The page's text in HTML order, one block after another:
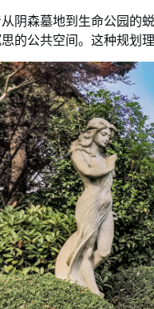
阴森墓地到生命公园的
的公共空间。这种规划